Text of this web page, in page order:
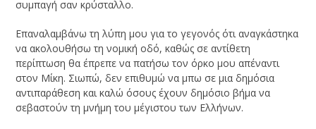
συμπαγή σαν κρύσταλλο.
Επαναλαμβάνω τη λύπη μου για το γεγονός ότι αναγκάστηκα
να ακολουθήσω τη νομική οδό, καθώς σε αντίθετη
περίπτωση θα έπρεπε να πατήσω τον όρκο μου απέναντι
στον Μίκη. Σιωπώ, δεν επιθυμώ να μπω σε μια δημόσια
αντιπαράθεση και καλώ όσους έχουν δημόσιο βήμα να
σεβαστούν τη μνήμη του μέγιστου των Ελλήνων.